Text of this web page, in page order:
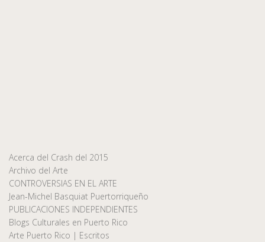
Acerca del Crash del 2015
Archivo del Arte
CONTROVERSIAS EN EL ARTE
Jean-Michel Basquiat Puertorriqueño
PUBLICACIONES INDEPENDIENTES
Blogs Culturales en Puerto Rico
Arte Puerto Rico | Escritos